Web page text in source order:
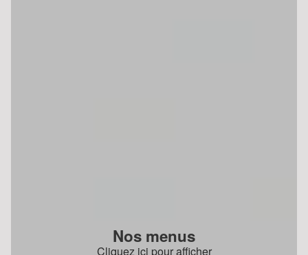
Nos menus
Cliquez ici pour afficher